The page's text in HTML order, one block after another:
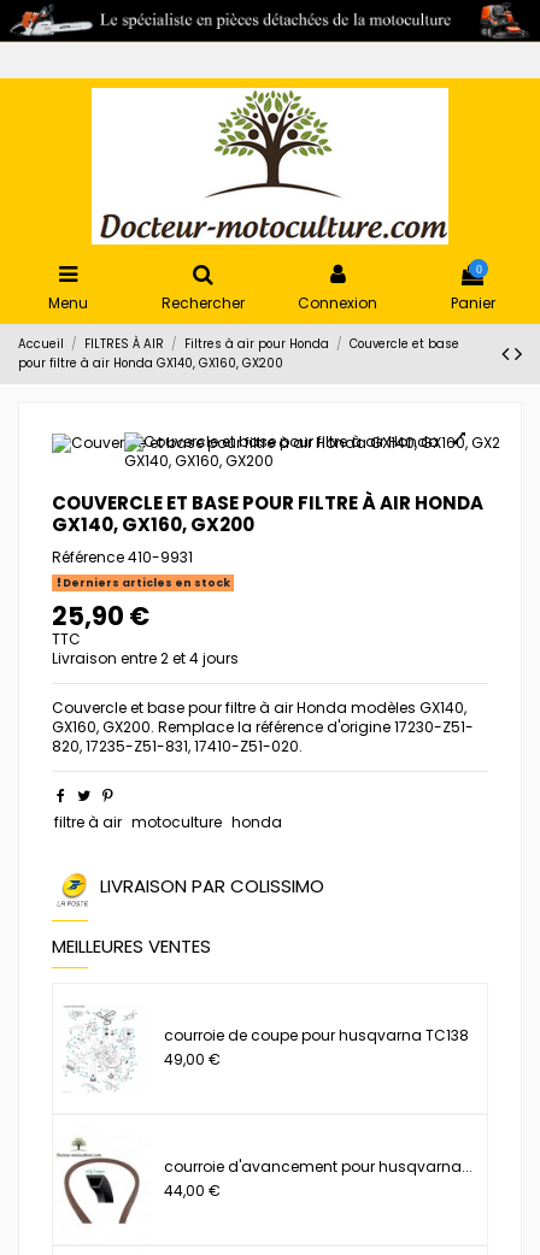
Menu Rechercher Connexion
0
Panier
Accueil FILTRES À AIR Filtres à air pour Honda
Couvercle et base
pour filtre à air Honda GX140, GX160, GX200
COUVERCLE ET BASE POUR FILTRE À AIR HONDA
GX140, GX160, GX200
Référence410-9931
Derniers articles en stock
25,90 €
TTC
Livraison entre 2 et 4 jours
Couvercle et base pour filtre à air Honda modèles GX140,
GX160, GX200. Remplace la référence d'origine 17230-Z51-
820, 17235-Z51-831, 17410-Z51-020.
filtre à air motoculture honda
LIVRAISON PAR COLISSIMO
MEILLEURES VENTES
courroie de coupe pour husqvarna TC138
49,00 €
courroie d'avancement pour husqvarna...
44,00 €